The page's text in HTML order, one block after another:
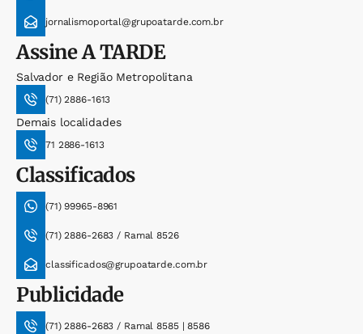
jornalismoportal@grupoatarde.com.br
AssineA TARDE
Salvador e Região Metropolitana
(71) 2886-1613
Demais localidades
71 2886-1613
Classificados
(71) 99965-8961
(71) 2886-2683 / Ramal 8526
classificados@grupoatarde.com.br
Publicidade
(71) 2886-2683 / Ramal 8585 | 8586